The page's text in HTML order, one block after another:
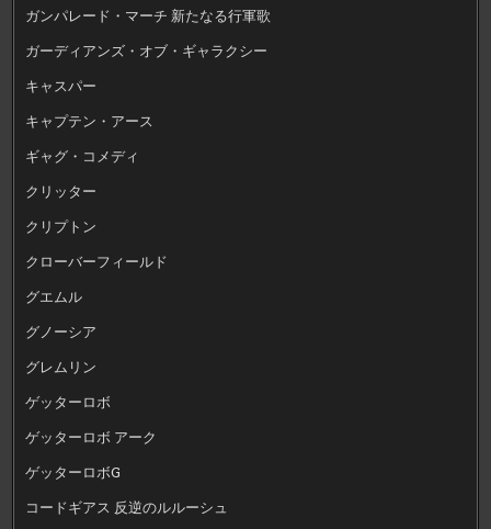
ガンパレード・マーチ 新たなる行軍歌
ガーディアンズ・オブ・ギャラクシー
キャスパー
キャプテン・アース
ギャグ・コメディ
クリッター
クリプトン
クローバーフィールド
グエムル
グノーシア
グレムリン
ゲッターロボ
ゲッターロボ アーク
ゲッターロボG
コードギアス 反逆のルルーシュ